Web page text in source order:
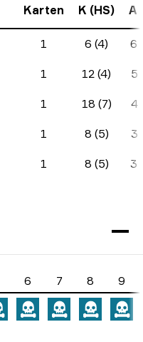
Karten K (HS) A
1 6 (4) 6
1 12 (4) 5
1 18 (7) 4
1 8 (5) 3
1 8 (5) 3
6 7 8 9